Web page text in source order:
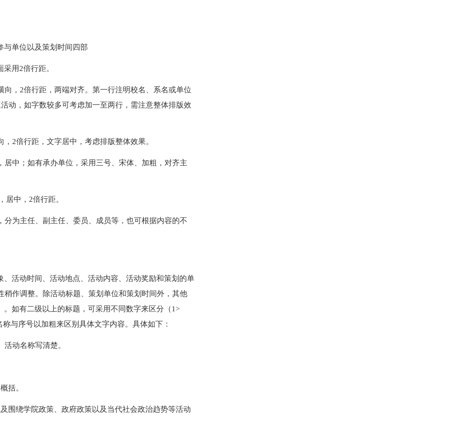
与单位以及策划时间四部
用2倍行距。
，2倍行距，两端对齐。第一行注明校名、系名或单位
动，如字数较多可考虑加一至两行，需注意整体排版效
2倍行距，文字居中，考虑排版整体效果。
中；如有承办单位，采用三号、宋体、加粗，对齐主
居中，2倍行距。
为主任、副主任、委员、成员等，也可根据内容的不
活动时间、活动地点、活动内容、活动奖励和策划的单
作调整。除活动标题、策划单位和策划时间外，其他
如有二级以上的标题，可采用不同数字来区分（1>
与序号以加粗来区别具体文字内容。具体如下：
动名称写清楚。
括。
围绕学院政策、政府政策以及当代社会政治趋势等活动